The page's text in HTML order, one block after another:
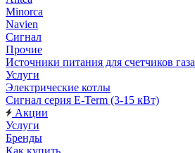
Minorca
Navien
Сигнал
Прочие
Источники питания для счетчиков газа
Услуги
Электрические котлы
Сигнал серия E-Term (3-15 кВт)
Акции
Услуги
Бренды
Как купить